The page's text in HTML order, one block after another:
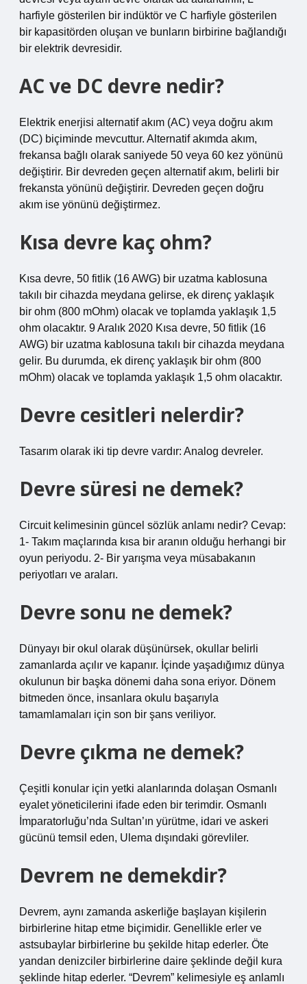
harfiyle gösterilen bir indüktör ve C harfiyle gösterilen
bir kapasitörden oluşan ve bunların birbirine bağlandığı
bir elektrik devresidir.
AC ve DC devre nedir?
Elektrik enerjisi alternatif akım (AC) veya doğru akım
(DC) biçiminde mevcuttur. Alternatif akımda akım,
frekansa bağlı olarak saniyede 50 veya 60 kez yönünü
değiştirir. Bir devreden geçen alternatif akım, belirli bir
frekansta yönünü değiştirir. Devreden geçen doğru
akım ise yönünü değiştirmez.
Kısa devre kaç ohm?
Kısa devre, 50 fitlik (16 AWG) bir uzatma kablosuna
takılı bir cihazda meydana gelirse, ek direnç yaklaşık
bir ohm (800 mOhm) olacak ve toplamda yaklaşık 1,5
ohm olacaktır. 9 Aralık 2020 Kısa devre, 50 fitlik (16
AWG) bir uzatma kablosuna takılı bir cihazda meydana
gelir. Bu durumda, ek direnç yaklaşık bir ohm (800
mOhm) olacak ve toplamda yaklaşık 1,5 ohm olacaktır.
Devre cesitleri nelerdir?
Tasarım olarak iki tip devre vardır: Analog devreler.
Devre süresi ne demek?
Circuit kelimesinin güncel sözlük anlamı nedir? Cevap:
1- Takım maçlarında kısa bir aranın olduğu herhangi bir
oyun periyodu. 2- Bir yarışma veya müsabakanın
periyotları ve araları.
Devre sonu ne demek?
Dünyayı bir okul olarak düşünürsek, okullar belirli
zamanlarda açılır ve kapanır. İçinde yaşadığımız dünya
okulunun bir başka dönemi daha sona eriyor. Dönem
bitmeden önce, insanlara okulu başarıyla
tamamlamaları için son bir şans veriliyor.
Devre çıkma ne demek?
Çeşitli konular için yetki alanlarında dolaşan Osmanlı
eyalet yöneticilerini ifade eden bir terimdir. Osmanlı
İmparatorluğu’nda Sultan’ın yürütme, idari ve askeri
gücünü temsil eden, Ulema dışındaki görevliler.
Devrem ne demekdir?
Devrem, aynı zamanda askerliğe başlayan kişilerin
birbirlerine hitap etme biçimidir. Genellikle erler ve
astsubaylar birbirlerine bu şekilde hitap ederler. Öte
yandan denizciler birbirlerine daire şeklinde değil kura
şeklinde hitap ederler. “Devrem” kelimesiyle eş anlamlı